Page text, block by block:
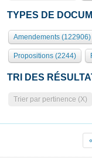
TYPES DE
Amendements (122906)
Propositions (2244)
TRI DES
Trier par pertinence (X)